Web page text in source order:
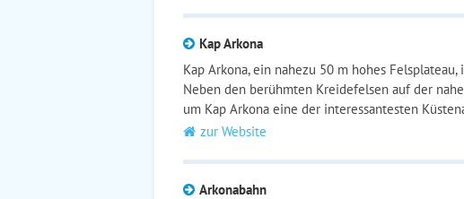
Kap Arkona
Kap Arkona, ein nahezu 50 m hohes
Neben den berühmten Kreidefelsen auf der
um Kap Arkona eine der interessantesten
zur Website
Arkonabahn